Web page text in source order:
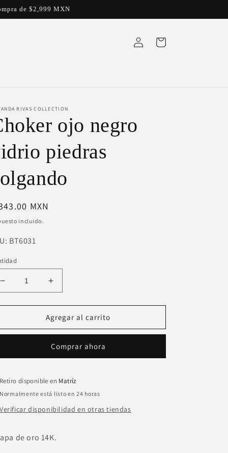
de $2,999 MXN
Iniciar
sesión
Carrito
RIVAS COLLECTION
ojo negro
piedras
MXN
incluido.
BT6031
Reducir
cantidad
para
ojo
piedras
Aumentar
cantidad
para
Choker
ojo
vidrio
piedras
Agregar al carrito
Comprar ahora
Retiro disponible en Matríz
Normalmente está listo en 24 horas
Verificar disponibilidad en otras tiendas
de oro 14K.